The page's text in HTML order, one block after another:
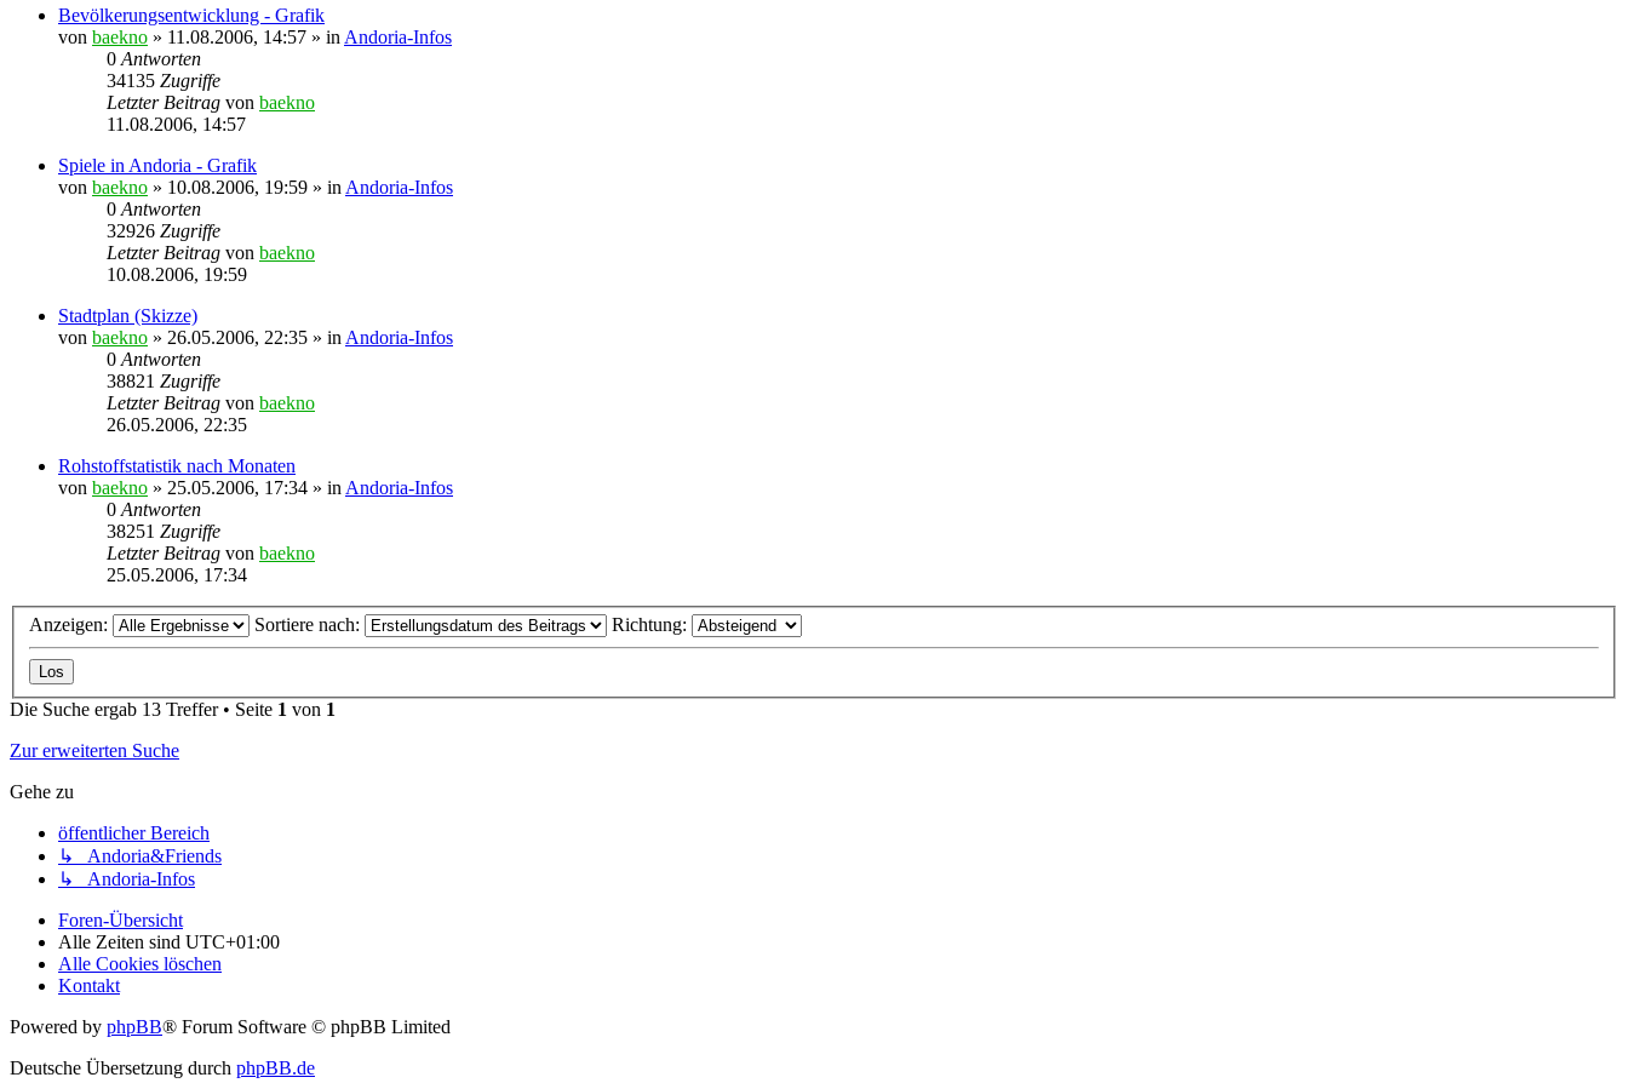
Bevölkerungsentwicklung - Grafik
von baekno » 11.08.2006, 14:57 » in Andoria-Infos
0 Antworten
34135 Zugriffe
Letzter Beitrag von baekno
11.08.2006, 14:57
Spiele in Andoria - Grafik
von baekno » 10.08.2006, 19:59 » in Andoria-Infos
0 Antworten
32926 Zugriffe
Letzter Beitrag von baekno
10.08.2006, 19:59
Stadtplan (Skizze)
von baekno » 26.05.2006, 22:35 » in Andoria-Infos
0 Antworten
38821 Zugriffe
Letzter Beitrag von baekno
26.05.2006, 22:35
Rohstoffstatistik nach Monaten
von baekno » 25.05.2006, 17:34 » in Andoria-Infos
0 Antworten
38251 Zugriffe
Letzter Beitrag von baekno
25.05.2006, 17:34
Anzeigen: Sortiere nach: Richtung:
Die Suche ergab 13 Treffer • Seite 1 von 1
Zur erweiterten Suche
Gehe zu
öffentlicher Bereich
↳ Andoria&Friends
↳ Andoria-Infos
Foren-Übersicht
Alle Zeiten sind UTC+01:00
Alle Cookies löschen
Kontakt
Powered by phpBB® Forum Software © phpBB Limited
Deutsche Übersetzung durch phpBB.de